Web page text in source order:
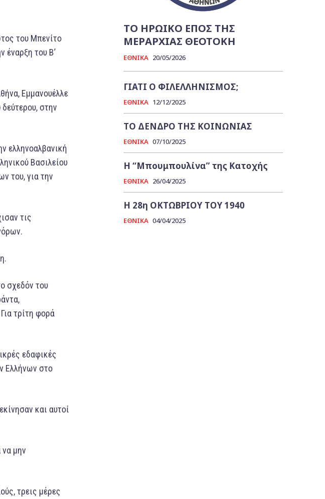
του Μπενίτο
έναρξη του Β’
Εμμανουέλλε
στην
ελληνοαλβανική
Βασιλείου
του, για την
τις
σχεδόν του
τρίτη φορά
εδαφικές
Ελλήνων στο
και αυτοί
να μην
τρεις μέρες
ΤΟ ΗΡΩΙΚΟ ΕΠΟΣ ΤΗΣ
ΜΕΡΑΡΧΙΑΣ ΘΕΟΤΟΚΗ
ΕΘΝΙΚΑ 20/05/2026
ΓΙΑΤΙ Ο ΦΙΛΕΛΛΗΝΙΣΜΟΣ;
ΕΘΝΙΚΑ 12/12/2025
ΤΟ ΔΕΝΔΡΟ ΤΗΣ ΚΟΙΝΩΝΙΑΣ
ΕΘΝΙΚΑ 07/10/2025
Η “Μπουμπουλίνα” της Κατοχής
ΕΘΝΙΚΑ 26/04/2025
Η 28η ΟΚΤΩΒΡΙΟΥ ΤΟΥ 1940
ΕΘΝΙΚΑ 04/04/2025